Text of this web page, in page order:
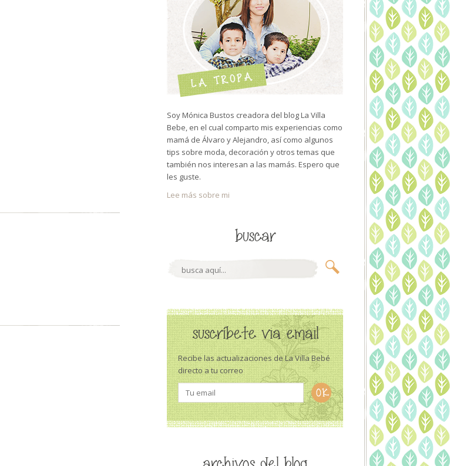
Soy Mónica Bustos creadora del blog La Villa
Bebe, en el cual comparto mis experiencias como
mamá de Álvaro y Alejandro, así como algunos
tips sobre moda, decoración y otros temas que
también nos interesan a las mamás. Espero que
les guste.
Lee más sobre mi
buscar
suscríbete via email
Recibe las actualizaciones de La Villa Bebé
directo a tu correo